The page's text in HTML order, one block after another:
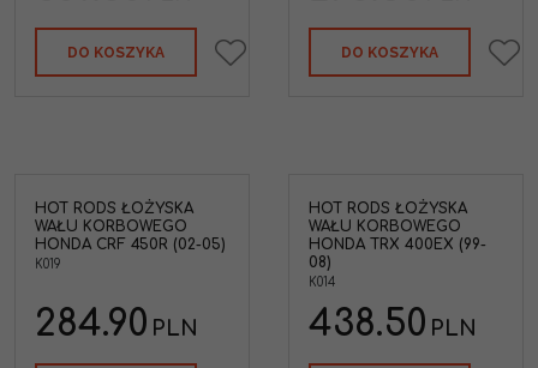
DO KOSZYKA DO KOSZYKA
HOT RODS ŁOŻYSKA
WAŁU KORBOWEGO
HONDA CRF 450R (02-05)
K019
284.90 PLN
HOT RODS ŁOŻYSKA
WAŁU KORBOWEGO
HONDA TRX 400EX (99-
08)
K014
438.50 PLN